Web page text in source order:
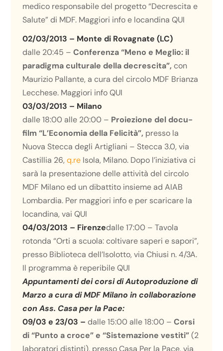
medico responsabile del progetto “Decrescita e
Salute” di MDF. Maggiori info e locandinaQUI
02/03/2013 – Monte di Rovagnate (LC)
dalle 20:45 –Conferenza “Meno e Meglio: il
paradigma culturale della decrescita”, con
Maurizio Pallante, a cura del circolo MDF Brianza
Lecchese. Maggiori infoQUI
03/03/2013 – Milano
dalle 18:00 alle 20:00 – Proiezione del docu-
film “L’Economia della Felicità”, presso la
Nuova Stecca degli Artigliani – Stecca 3.0, via
Castillia 26,q.re Isola, Milano. Dopo l’iniziativa ci
sarà la presentazione delle attività del circolo
MDF Milano ed un dibattito insieme ad AIAB
Lombardia. Per maggiori info e per scaricare la
locandina, vaiQUI
04/03/2013 – Firenzedalle 17:00 – Tavola
rotonda “Orti a scuola: coltivare saperi e sapori”,
presso Biblioteca dell’Isolotto, via Chiusi n. 4/3A.
Il programma è reperibileQUI
Appuntamenti dei corsi di Autoproduzione di
Marzo a cura di MDF Milano in collaborazione
con Ass. Casa per la Pace:
09/03 e 23/03 –dalle 15:00 alle 18:00 –Corsi
di “Punto a croce” e “Sistemazione vestiti”(2
laboratori distinti), presso Casa Per la Pace, via